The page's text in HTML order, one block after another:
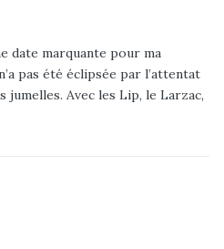
date marquante pour ma
pas été éclipsée par l’attentat
Avec les Lip, le Larzac,